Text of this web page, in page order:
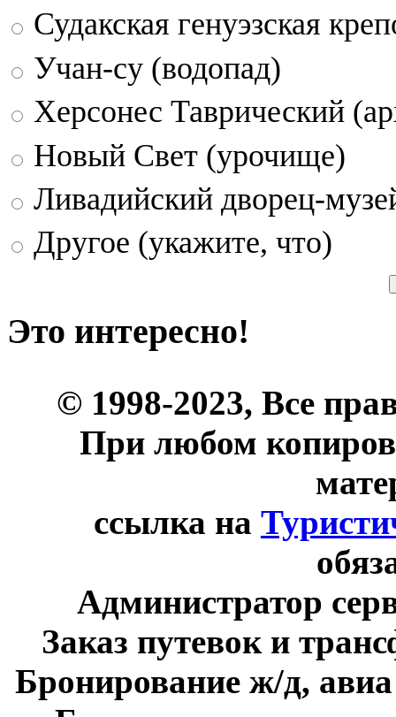
Судакская генуэзская
Учан-су (водопад)
Херсонес Таврический
Новый Свет (урочище)
Ливадийский дворец-
Другое (укажите, что)
Это интересно!
© 1998-2023, Все
При любом
ссылка на
Администратор
Заказ путевок и
Бронирование ж/д,